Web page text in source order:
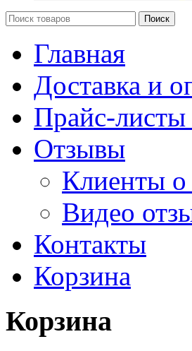
Поиск
Главная
Доставка и
Прайс-
Отзывы
Клиенты о
Видео
Контакты
Корзина
Корзина